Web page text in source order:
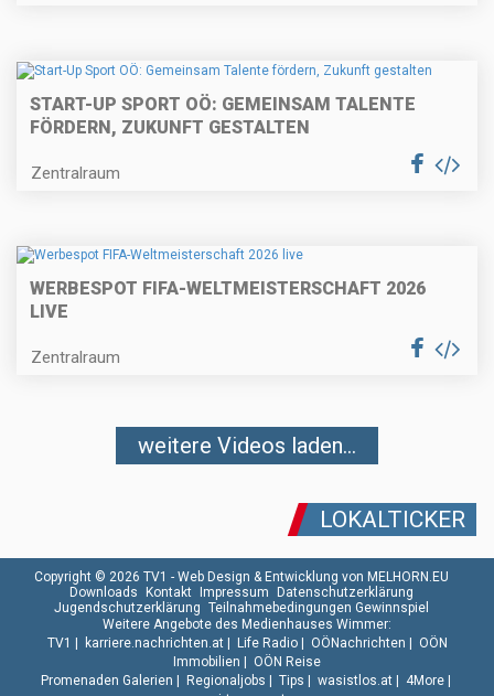
START-UP SPORT OÖ: GEMEINSAM TALENTE
FÖRDERN, ZUKUNFT GESTALTEN
Zentralraum
WERBESPOT FIFA-WELTMEISTERSCHAFT 2026
LIVE
Zentralraum
weitere Videos laden...
LOKALTICKER
Copyright © 2026 TV1 - Web Design & Entwicklung von MELHORN.EU
Downloads
Kontakt Impressum
Datenschutzerklärung
Jugendschutzerklärung Teilnahmebedingungen Gewinnspiel
Weitere Angebote des Medienhauses Wimmer:
TV1
karriere.nachrichten.at| Life Radio| OÖNachrichten
OÖN
Immobilien
OÖN Reise
Promenaden Galerien
Regionaljobs Tips wasistlos.at| 4More|